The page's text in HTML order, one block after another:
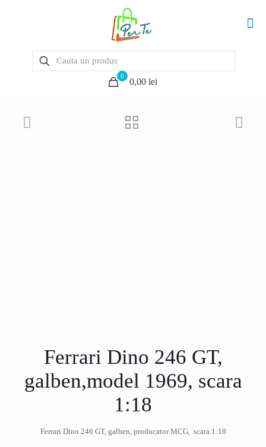
0
0,00 lei
Ferrari Dino 246 GT,
galben,model 1969, scara
1:18
Ferrari Dino 246 GT, galben, producator MCG, scara 1:18